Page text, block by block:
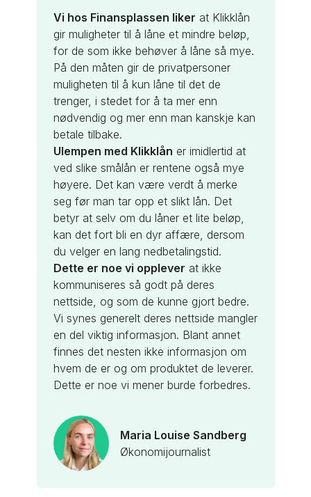
Vi hos Finansplassen liker at Klikklån
gir muligheter til å låne et mindre beløp,
for de som ikke behøver å låne så mye.
På den måten gir de privatpersoner
muligheten til å kun låne til det de
trenger, i stedet for å ta mer enn
nødvendig og mer enn man kanskje kan
betale tilbake.
Ulempen med Klikklån er imidlertid at
ved slike smålån er rentene også mye
høyere. Det kan være verdt å merke
seg før man tar opp et slikt lån. Det
betyr at selv om du låner et lite beløp,
kan det fort bli en dyr affære, dersom
du velger en lang nedbetalingstid.
Dette er noe vi opplever at ikke
kommuniseres så godt på deres
nettside, og som de kunne gjort bedre.
Vi synes generelt deres nettside mangler
en del viktig informasjon. Blant annet
finnes det nesten ikke informasjon om
hvem de er og om produktet de leverer.
Dette er noe vi mener burde forbedres.
Maria Louise Sandberg
Økonomijournalist